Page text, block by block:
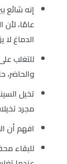
عامًا،
الدماغ لا
للتغلب
والحاضر،
تخيل
مجرد
افهم أن
للبقاء